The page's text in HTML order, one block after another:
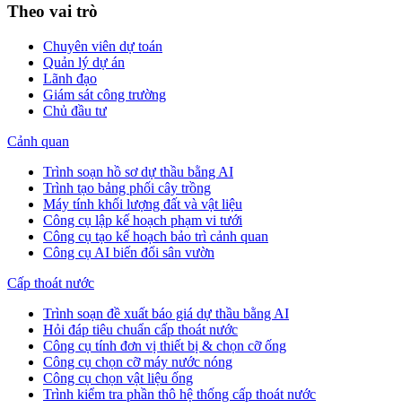
Theo vai trò
Chuyên viên dự toán
Quản lý dự án
Lãnh đạo
Giám sát công trường
Chủ đầu tư
Cảnh quan
Trình soạn hồ sơ dự thầu bằng AI
Trình tạo bảng phối cây trồng
Máy tính khối lượng đất và vật liệu
Công cụ lập kế hoạch phạm vi tưới
Công cụ tạo kế hoạch bảo trì cảnh quan
Công cụ AI biến đổi sân vườn
Cấp thoát nước
Trình soạn đề xuất báo giá dự thầu bằng AI
Hỏi đáp tiêu chuẩn cấp thoát nước
Công cụ tính đơn vị thiết bị & chọn cỡ ống
Công cụ chọn cỡ máy nước nóng
Công cụ chọn vật liệu ống
Trình kiểm tra phần thô hệ thống cấp thoát nước